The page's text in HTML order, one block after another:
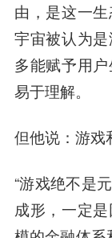
由，是这一
宇宙被认为
多能赋予用
易于理解。
但他说：游戏
“游戏绝不是
成形，一定